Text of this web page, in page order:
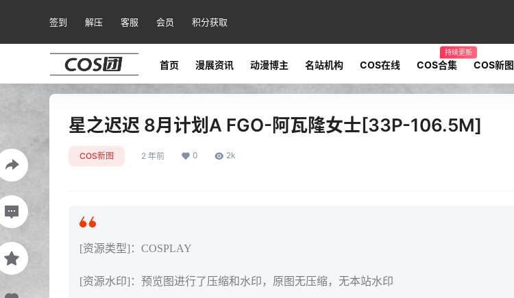
签到 解压 客服 会员 积分获取
首页 漫展资讯 动漫博主 名站机构 COS在线 COS合集
持续更新
COS新图
星之迟迟 8月计划A FGO-阿瓦隆女士[33P-106.5M]
COS新图 2 年前 0 2k
[资源类型]：COSPLAY
[资源水印]：预览图进行了压缩和水印，原图无压缩，无本站水印